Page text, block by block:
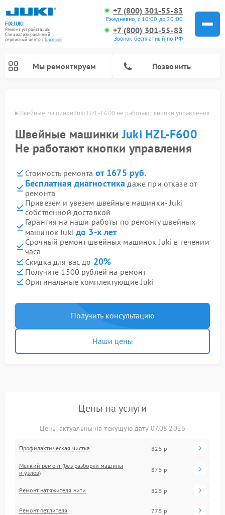
FIX-JUKI
Ремонт устройств Juki
Специализированный
cервисный центр г.Грозный
+7 (800) 301-55-83
Ежедневно, с 10:00 до 20:00
+7 (800) 301-55-83
Звонок бесплатный по РФ
Мы ремонтируем Позвонить
Швейные машинки Juki HZL-F600 не работают кнопки управления
Швейные машинкиJuki HZL-F600
Не работают кнопки управления
Стоимость ремонта от 1675 руб.
Бесплатная диагностика даже при отказе от
ремонта
Привезем и увезем швейные машинки- Juki
собственной доставкой
Гарантия на наши работы по ремонту швейных
машинок Juki до 3-х лет
Срочный ремонт швейных машинок Juki в течении
часа
Скидка для вас до 20%
Получите 1500 рублей на ремонт
Оригинальные комплектующие Juki
Получить консультацию
Наши цены
Цены на услуги
Цены актуальны на текущую дату 07.08.2026
Профилактическая чистка 825 р
Мелкий ремонт (без разборки машины
и узлов)
875 р
Ремонт натяжителя нити 825 р
Ремонт петлителя 775 р